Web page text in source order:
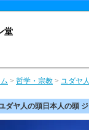
堂
> 哲学・宗教 > ユダヤ
ダヤ人の頭日本人の頭